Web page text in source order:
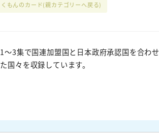
くもんのカード(親カテゴリーへ戻る)
1～3集で国連加盟国と日本政府承認国を合わせ
た国々を収録しています。